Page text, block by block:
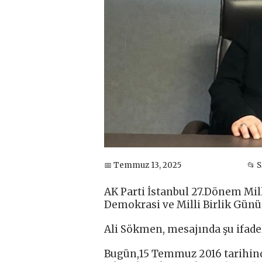
📅 Temmuz 13, 2025 📂
AK Parti İstanbul 27.Dönem
Demokrasi ve Milli Birlik Günü
Ali Sökmen, mesajında şu
Bugün,15 Temmuz 2016